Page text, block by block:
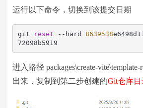
运行以下命令，切换到该提交日期
git reset --hard 8639538
72098b5919
进入路径 packages\create-
出来，复制到第二步创建的Git仓库目